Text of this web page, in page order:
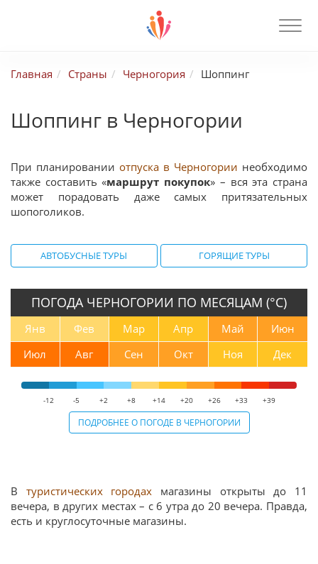
Главная Страны Черногория Шоппинг
Шоппинг в Черногории
При планировании отпуска в Черногории необходимо
также составить «маршрут покупок» – вся эта страна
может порадовать даже самых притязательных
шопоголиков.
АВТОБУСНЫЕ ТУРЫ ГОРЯЩИЕ ТУРЫ
ПОГОДА ЧЕРНОГОРИИ ПО МЕСЯЦАМ (°С)
Янв Фев Мар Апр Май
Июн
Июл
Авг Сен Окт Ноя Дек
-12 -5 +2 +8 +14 +20 +26 +33 +39
ПОДРОБНЕЕ О ПОГОДЕ В ЧЕРНОГОРИИ
В туристических городах магазины открыты до 11
вечера, в других местах – с 6 утра до 20 вечера. Правда,
есть и круглосуточные магазины.